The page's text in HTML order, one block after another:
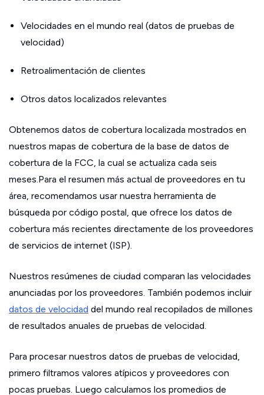
Velocidades en el mundo real (datos de pruebas de
velocidad)
Retroalimentación de clientes
Otros datos localizados relevantes
Obtenemos datos de cobertura localizada mostrados en
nuestros mapas de cobertura de la base de datos de
cobertura de la FCC, la cual se actualiza cada seis
meses.Para el resumen más actual de proveedores en tu
área, recomendamos usar nuestra herramienta de
búsqueda por código postal, que ofrece los datos de
cobertura más recientes directamente de los proveedores
de servicios de internet (ISP).
Nuestros resúmenes de ciudad comparan las velocidades
anunciadas por los proveedores. También podemos incluir
datos de velocidad del mundo real recopilados de millones
de resultados anuales de pruebas de velocidad.
Para procesar nuestros datos de pruebas de velocidad,
primero filtramos valores atípicos y proveedores con
pocas pruebas. Luego calculamos los promedios de